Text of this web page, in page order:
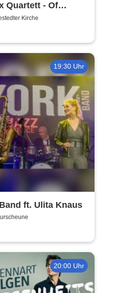
Quartett - Of
& Heroines
Kirche
19:30 Uhr
ft. Ulita Knaus
20:00 Uhr